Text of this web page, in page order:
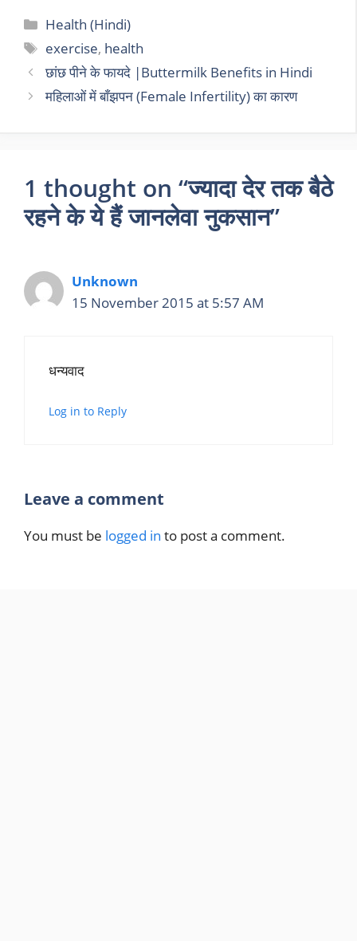
Health (Hindi)
exercise, health
छांछ पीने के फायदे |Buttermilk Benefits in Hindi
महिलाओं में बाँझपन (Female Infertility) का कारण
1 thought on “ज्यादा देर तक बैठे
रहने के ये हैं जानलेवा नुकसान”
Unknown
15 November 2015 at 5:57 AM
धन्यवाद
Log in to Reply
Leave a comment
You must be logged in to post a comment.